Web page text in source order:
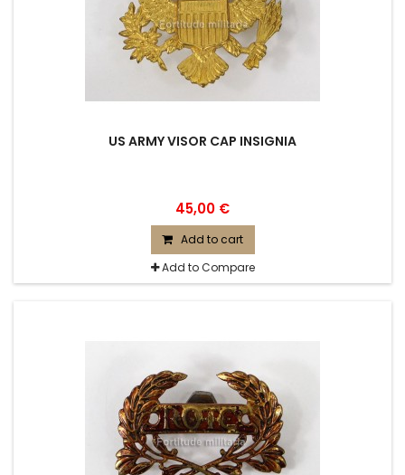
US ARMY VISOR CAP INSIGNIA
45,00 €
Add to cart
Add to Compare